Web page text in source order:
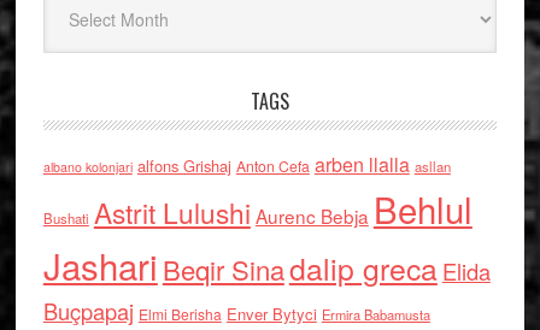
TAGS
albano kolonjari alfons Grishaj Anton Cefa arben llalla asllan
Bushati Astrit Lulushi Aurenc Bebja Behlul
Jashari Beqir Sinadalip grecaElida
Buçpapaj Elmi Berisha Enver Bytyci Ermira Babamusta